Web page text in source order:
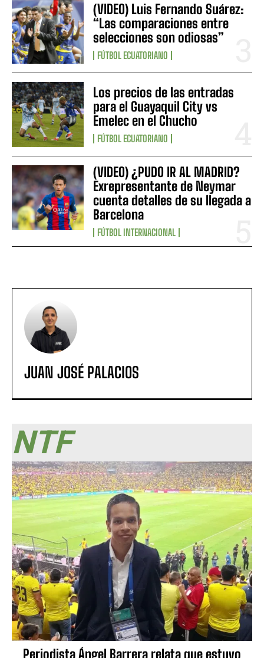
(VIDEO) Luis Fernando Suárez:
“Las comparaciones entre
selecciones son odiosas”
FÚTBOL ECUATORIANO
Los precios de las entradas
para el Guayaquil City vs
Emelec en el Chucho
FÚTBOL ECUATORIANO
(VIDEO) ¿PUDO IR AL MADRID?
Exrepresentante de Neymar
cuenta detalles de su llegada a
Barcelona
FÚTBOL INTERNACIONAL
JUAN JOSÉ PALACIOS
NTF
Periodista Ángel Barrera relata que estuvo